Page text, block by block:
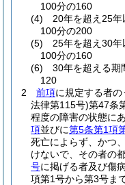
100分の160
(4)
20年を超え25
100分の200
(5)
25年を超え30
100分の160
(6)
30年を超える
120
2
前項に規定する者の
法律第115号)第47条
程度の障害の状態に
項並びに第5条第1項
死亡によらず、かつ、
けないで、その者の
号に掲げる者及び傷
項第1号から第3号ま